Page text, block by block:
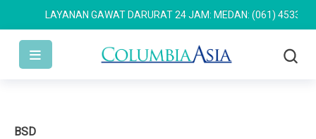
LAYANAN GAWAT DARURAT 24 JAM: MEDAN: (061) 4533 636
BSD